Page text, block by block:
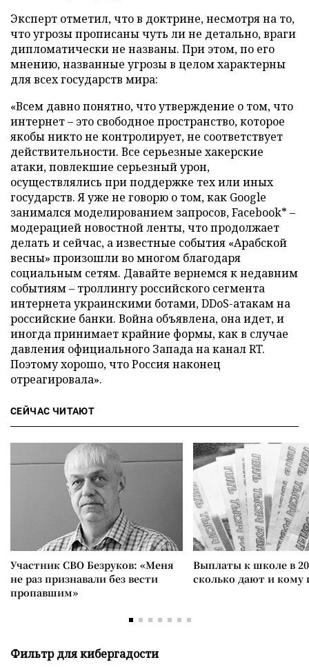
Эксперт отметил, что в доктрине, несмотря на то,
что угрозы прописаны чуть ли не детально, враги
дипломатически не названы. При этом, по его
мнению, названные угрозы в целом характерны
для всех государств мира:
«Всем давно понятно, что утверждение о том, что
интернет – это свободное пространство, которое
якобы никто не контролирует, не соответствует
действительности. Все серьезные хакерские
атаки, повлекшие серьезный урон,
осуществлялись при поддержке тех или иных
государств. Я уже не говорю о том, как Google
занимался моделированием запросов, Facebook* –
модерацией новостной ленты, что продолжает
делать и сейчас, а известные события «Арабской
весны» произошли во многом благодаря
социальным сетям. Давайте вернемся к недавним
событиям – троллингу российского сегмента
интернета украинскими ботами, DDoS-атакам на
российские банки. Война объявлена, она идет, и
иногда принимает крайние формы, как в случае
давления официального Запада на канал RT.
Поэтому хорошо, что Россия наконец
отреагировала».
СЕЙЧАС ЧИТАЮТ
Участник СВО Безруков: «Меня
не раз признавали без вести
пропавшим»
Выплаты к школе в
сколько дают и
Фильтр для кибергадости